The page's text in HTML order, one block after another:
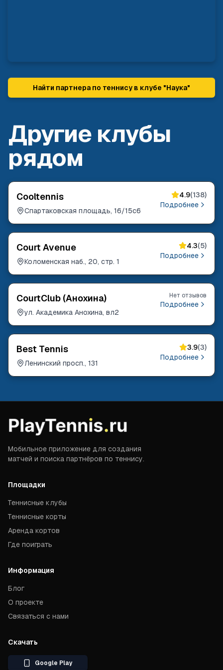
Найти партнера по теннису в клубе "Наука"
Другие клубы
рядом
Cooltennis
Спартаковская площадь, 16/15с6
4.9(138)
Подробнее
Court Avenue
Коломенская наб., 20, стр. 1
4.3(5)
Подробнее
CourtClub (Анохина)
ул. Академика Анохина, вл2
Нет отзывов
Подробнее
Best Tennis
Ленинский просп., 131
3.9(3)
Подробнее
Мобильное приложение для создания
матчей и поиска партнёров по теннису.
Площадки
Теннисные клубы
Теннисные корты
Аренда кортов
Где поиграть
Информация
Блог
О проекте
Связаться с нами
Скачать
Google Play